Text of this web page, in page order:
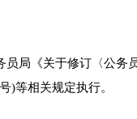
局《关于修订〈公务
)等相关规定执行。